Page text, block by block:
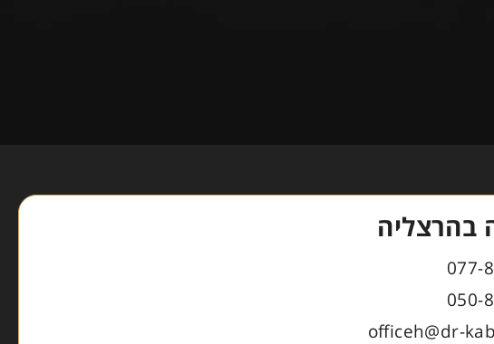
בהרצליה
077-
050-
officeh@dr-